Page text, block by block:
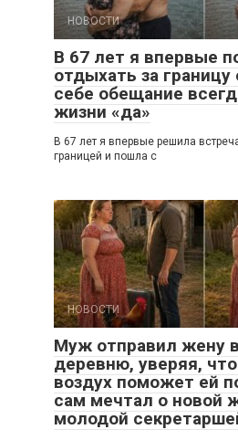
НОВОСТИ
В 67 лет я впервые
отдыхать за границу
себе обещание
жизни «да»
В 67 лет я впервые решила
границей и пошла с
НОВОСТИ
Муж отправил жену
деревню, уверяя,
воздух поможет ей
сам мечтал о новой
молодой